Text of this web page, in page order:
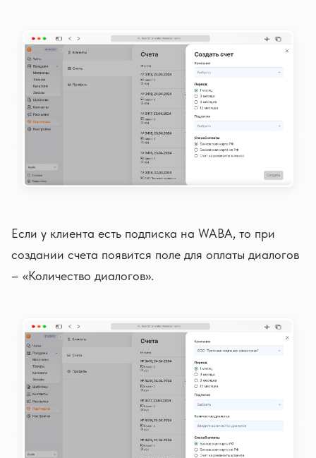
Если у клиента есть подписка на WABA, то при
создании счета появится поле для оплаты диалогов
– «Количество диалогов».